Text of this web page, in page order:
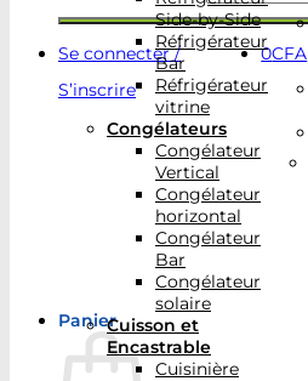
Se connecter /
S’inscrire
0CFA
Panier
Side-by-Side
Réfrigérateur
Bar
Réfrigérateur
vitrine
Congélateurs
Congélateur
Vertical
Congélateur
horizontal
Congélateur
Bar
Congélateur
solaire
Cuisson et
Encastrable
Cuisinière